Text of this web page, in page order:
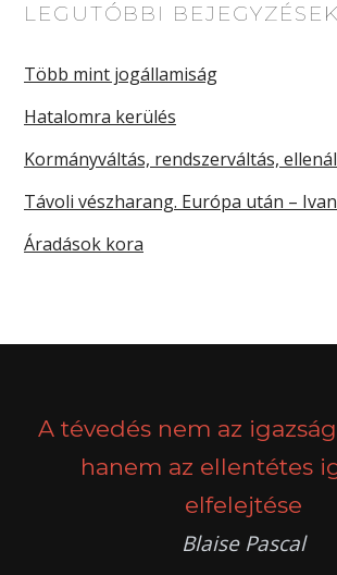
LEGUTÓBBI BEJEGYZÉSEK
Több mint jogállamiság
Hatalomra kerülés
Kormányváltás, rendszerváltás,
Távoli vészharang. Európa után –
Áradások kora
A tévedés nem az
hanem az ellentétes
elfelejtése
Blaise Pascal